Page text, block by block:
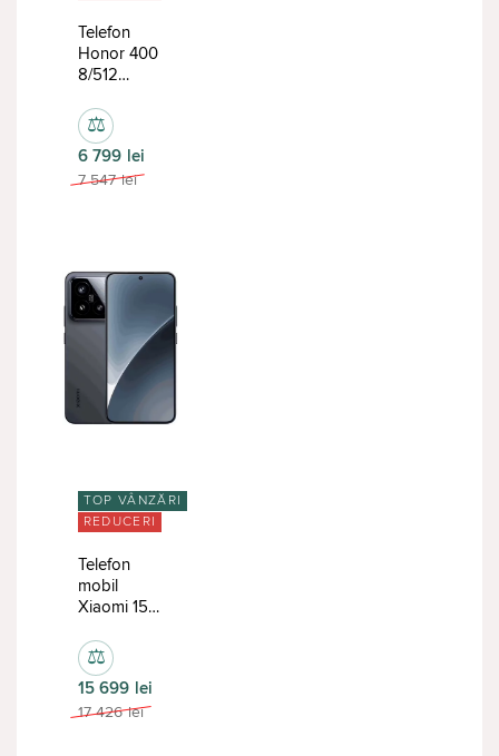
Telefon
Honor 400
8/512
Black Dual
Sim
7 547 lei
6 799 lei
⚖
TOP VÂNZĂRI
REDUCERI
Telefon
mobil
Xiaomi 15
Black
17 426 lei
15 699 lei
⚖